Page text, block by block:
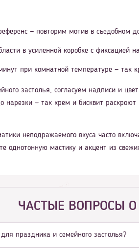
— повторим мотив в съедобном
в усиленной коробке с фиксацией
при комнатной температуре — так
застолья, согласуем надписи и
— так крем и бисквит
неподражаемого вкуса часто
однотонную мастику и акцент из
ЧАСТЫЕ ВОПРОСЫ О
праздника и семейного застолья?